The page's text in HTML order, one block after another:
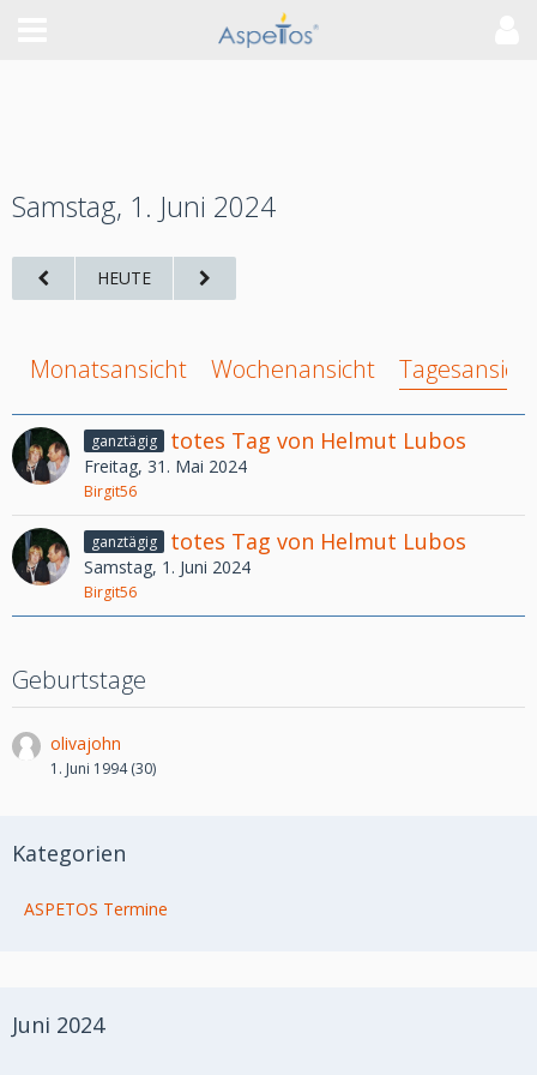
Samstag, 1. Juni 2024
HEUTE
Monatsansicht Wochenansicht Tagesansicht
ganztägig totes Tag von Helmut Lubos
Freitag, 31. Mai 2024
Birgit56
ganztägig totes Tag von Helmut Lubos
Samstag, 1. Juni 2024
Birgit56
Geburtstage
olivajohn
1. Juni 1994 (30)
Kategorien
ASPETOS Termine
Juni 2024